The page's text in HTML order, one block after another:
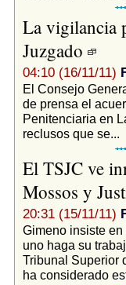
La vigilancia
Juzgado
04:10 (16/11/11)
El Consejo
de prensa el
Penitenciaria en
reclusos que se...
El TSJC ve
Mossos y
20:31 (15/11/11)
Gimeno insiste
uno haga su
Tribunal Superior
ha considerado